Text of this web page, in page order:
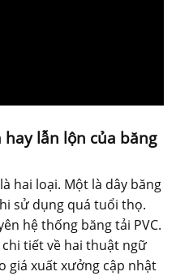
lẫn lộn của băng
hai loại. Một là dây băng
sử dụng quá tuổi thọ.
hệ thống băng tải PVC.
chi tiết về hai thuật ngữ
giá xuất xưởng cập nhật